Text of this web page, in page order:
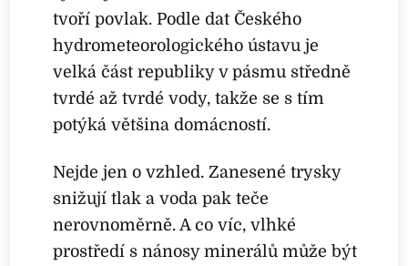
tvoří povlak. Podle dat Českého
hydrometeorologického ústavu je
velká část republiky v pásmu středně
tvrdé až tvrdé vody, takže se s tím
potýká většina domácností.
Nejde jen o vzhled. Zanesené trysky
snižují tlak a voda pak teče
nerovnoměrně. A co víc, vlhké
prostředí s nánosy minerálů může být